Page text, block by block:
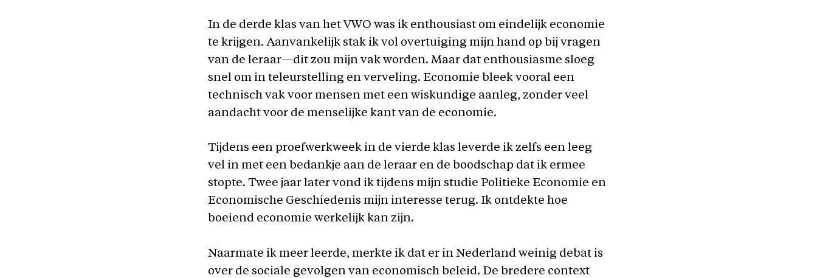
In de derde klas van het VWO was ik enthousiast om eindelijk economie
te krijgen. Aanvankelijk stak ik vol overtuiging mijn hand op bij vragen
van de leraar—dit zou mijn vak worden. Maar dat enthousiasme sloeg
snel om in teleurstelling en verveling. Economie bleek vooral een
technisch vak voor mensen met een wiskundige aanleg, zonder veel
aandacht voor de menselijke kant van de economie.
Tijdens een proefwerkweek in de vierde klas leverde ik zelfs een leeg
vel in met een bedankje aan de leraar en de boodschap dat ik ermee
stopte. Twee jaar later vond ik tijdens mijn studie Politieke Economie en
Economische Geschiedenis mijn interesse terug. Ik ontdekte hoe
boeiend economie werkelijk kan zijn.
Naarmate ik meer leerde, merkte ik dat er in Nederland weinig debat is
over de sociale gevolgen van economisch beleid. De bredere context